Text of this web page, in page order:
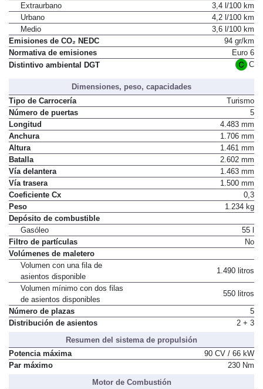
Extraurbano
3,4 l/100 km
Urbano
4,2 l/100 km
Medio
3,6 l/100 km
Emisiones de CO₂ NEDC
94 gr/km
Normativa de emisiones
Euro 6
Distintivo ambiental DGT
C
Dimensiones, peso, capacidades
Tipo de Carrocería
Turismo
Número de puertas
5
Longitud
4.483 mm
Anchura
1.706 mm
Altura
1.461 mm
Batalla
2.602 mm
Vía delantera
1.463 mm
Vía trasera
1.500 mm
Coeficiente Cx
0,3
Peso
1.234 kg
Depósito de combustible
Gasóleo
55 l
Filtro de partículas
No
Volúmenes de maletero
Volumen con una fila de
asientos disponible
1.490 litros
Volumen mínimo con dos filas
de asientos disponibles
550 litros
Número de plazas
5
Distribución de asientos
2 + 3
Resumen del sistema de propulsión
Potencia máxima
90 CV / 66 kW
Par máximo
230 Nm
Motor de Combustión